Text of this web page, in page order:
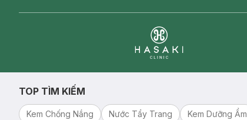
TOP TÌM KIẾM
Kem Chống Nắng Nước Tẩy Trang Kem Dưỡng Ẩm